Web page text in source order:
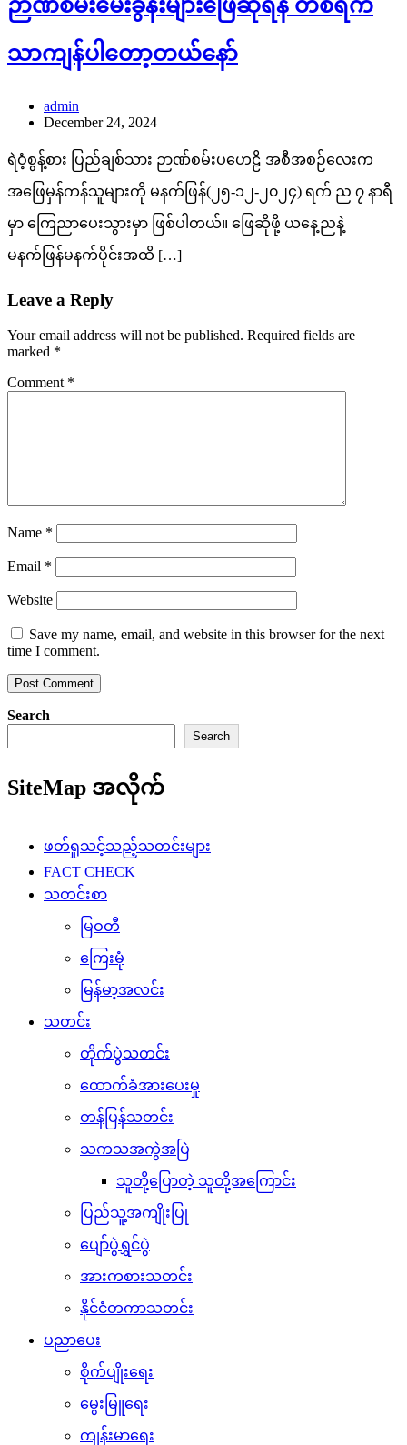
ဉာဏ်စမ်းမေးခွန်းများဖြေဆိုရန် တစ်ရက်
သာကျန်ပါတော့တယ်နော်
admin
December 24, 2024
ရဲဝံ့စွန့်စား ပြည်ချစ်သား ဉာဏ်စမ်းပဟေဠိ အစီအစဉ်လေးက
အဖြေမှန်ကန်သူများကို မနက်ဖြန်(၂၅-၁၂-၂၀၂၄) ရက် ည ၇ နာရီ
မှာ ကြေညာပေးသွားမှာ ဖြစ်ပါတယ်။ ဖြေဆိုဖို့ ယနေ့ညနဲ့
မနက်ဖြန်မနက်ပိုင်းအထိ […]
Leave a Reply
Your email address will not be published. Required fields are
marked *
Comment *
Name *
Email *
Website
Save my name, email, and website in this browser for the next
time I comment.
Search
Search
SiteMap အလိုက်
ဖတ်ရှုသင့်သည့်သတင်းများ
FACT CHECK
သတင်းစာ
မြဝတီ
ကြေးမုံ
မြန်မာ့အလင်း
သတင်း
တိုက်ပွဲသတင်း
ထောက်ခံအားပေးမှု
တန်ပြန်သတင်း
သကသအကွဲအပြဲ
သူတို့ပြောတဲ့ သူတို့အကြောင်း
ပြည်သူ့အကျိုးပြု
ပျော်ပွဲရွှင်ပွဲ
အားကစားသတင်း
နိုင်ငံတကာသတင်း
ပညာပေး
စိုက်ပျိုးရေး
မွေးမြူရေး
ကျန်းမာရေး